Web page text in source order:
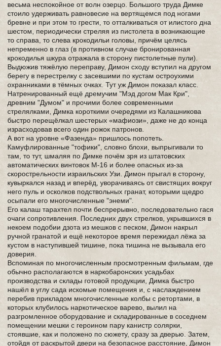
весьма неспокойное от волн озерцо. Большого труда Димке
стоило удерживать равновесие на вертящемся под ногами
бревне и при этом то грести, то отталкиваться от илистого дна
шестом, периодически стреляя из пистолета в возникающие
то справа, то слева крокодильи головы, причём целясь
непременно в глаз (в противном случае бронированная
крокодилья шкура отражала в сторону пистолетные пули).
Выдюжив тяжёлую переправу, Димон сходу вступил на другом
берегу в перестрелку с засевшими по кустам остроухими
охранниками в тёмных очках. Тут уж Димон показал класс.
Натренированный ещё дремучим "Мэд догом Мак Кри",
древним "Думом" и прочими более современными
стрелялками, Димка короткими очередями из Калашникова
быстро перещёлкал шестерых «мафиози», даже не до конца
израсходовав всего один рожок патронов.
А вот на уровне «Фазенда» пришлось попотеть.
Камуфлированные "тофики", словно блохи, выпрыгивали то
там, то тут, шмаляя по Димке почём зря из штатовских
автоматических винтовок М-16 и более опасных из-за
скорострельности израильских Узи. Димон прыгал в сторону,
кувыркался назад и вперёд, уворачиваясь от свистящих вокруг
него пуль и осколков подствольных гранат, которыми щедро
осыпали его многочисленные "энеми".
Его калаш тарахтел почти беспрерывно, последовательно гася
очаги сопротивления. Последних двух стрелков, укрывшихся в
некоем подобии дзота из мешков с песком, Димон накрыл
ручной гранатой и ещё некоторое время пережидал лёжа за
кустом в наступившей тишине, пока тишина не вызывала его
доверия.
Вспоминая по многочисленным просмотренным фильмам, где
обычно располагаются в наркобаронских усадьбах
производства и склады готовой продукции, Димка быстро
нашёл в углу сада искомые помещения и, с наслаждением
перебив прикладом многочисленные колбы с ретортами, в
которых клубилось наркотическое варево, вылил на
разгромленное оборудование и складированные в соседнем
помещении мешки с героином пару канистр солярки,
стоявшие, как и положено по сюжету, сразу за дверью. Затем,
отойдя от раскрытой двери на безопасное расстояние, Димон